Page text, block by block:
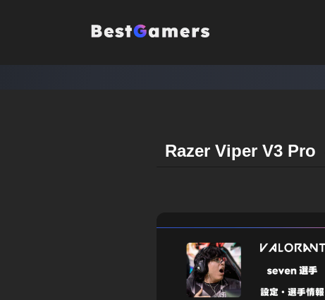
Razer Viper V3 Pro